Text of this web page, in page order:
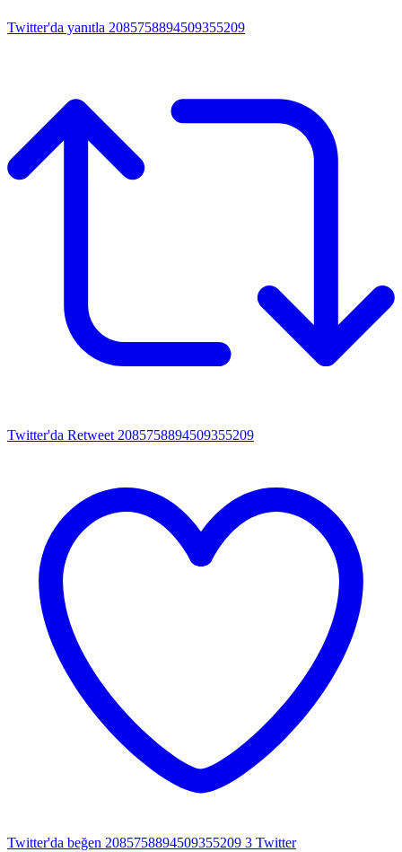
Twitter'da yanıtla 2085758894509355209
Twitter'da Retweet 2085758894509355209
Twitter'da beğen 2085758894509355209 3 Twitter